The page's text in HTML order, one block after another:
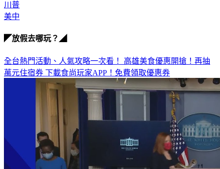
川普
美中
◤放假去哪玩？◢
全台熱門活動、人氣攻略一次看！ 高雄美食優惠開搶！再抽
萬元住宿券 下載食尚玩家APP！免費領取優惠券